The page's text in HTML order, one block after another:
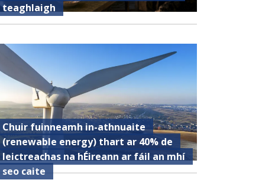
teaghlaigh
Chuir fuinneamh in-athnuaite
(renewable energy) thart ar 40% de
leictreachas na hÉireann ar fáil an mhí
seo caite